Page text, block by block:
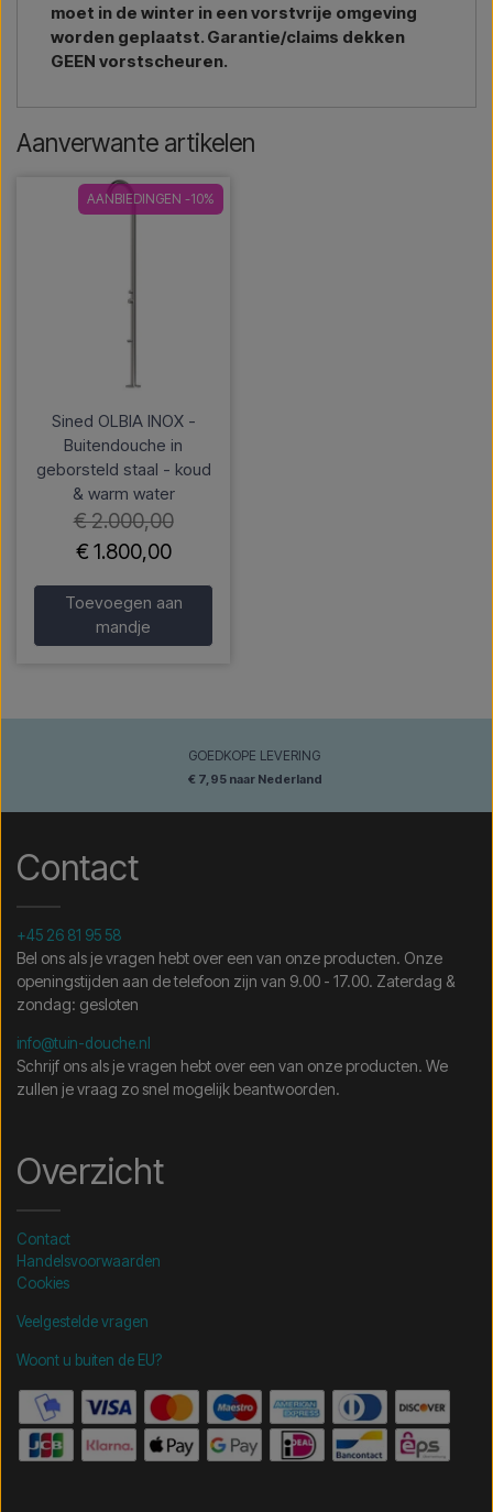
moet in de winter in een vorstvrije omgeving
worden geplaatst. Garantie/claims dekken
GEEN vorstscheuren.
Aanverwante artikelen
AANBIEDINGEN -10%
Sined OLBIA INOX -
Buitendouche in
geborsteld staal - koud
& warm water
€ 2.000,00
€ 1.800,00
Toevoegen aan
mandje
GOEDKOPE LEVERING
€ 7,95 naar Nederland
Contact
+45 26 81 95 58
Bel ons als je vragen hebt over een van onze producten. Onze
openingstijden aan de telefoon zijn van 9.00 - 17.00. Zaterdag &
zondag: gesloten
info@tuin-douche.nl
Schrijf ons als je vragen hebt over een van onze producten. We
zullen je vraag zo snel mogelijk beantwoorden.
Overzicht
Contact
Handelsvoorwaarden
Cookies
Veelgestelde vragen
Woont u buiten de EU?